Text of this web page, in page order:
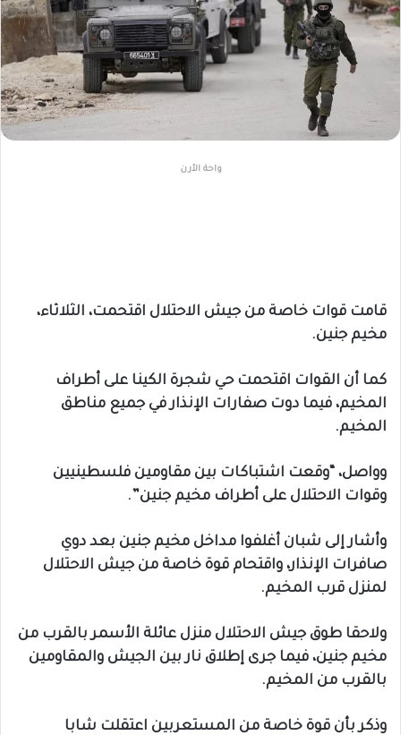
واحة الأرن
قامت قوات خاصة من جيش الاحتلال اقتحمت، الثلاثاء،
مخيم جنين.
كما أن القوات اقتحمت حي شجرة الكينا على أطراف
المخيم، فيما دوت صفارات الإنذار في جميع مناطق
المخيم.
وواصل، “وقعت اشتباكات بين مقاومين فلسطينيين
وقوات الاحتلال على أطراف مخيم جنين”.
وأشار إلى شبان أغلفوا مداخل مخيم جنين بعد دوي
صافرات الإنذار، واقتحام قوة خاصة من جيش الاحتلال
لمنزل قرب المخيم.
ولاحقا طوق جيش الاحتلال منزل عائلة الأسمر بالقرب من
مخيم جنين، فيما جرى إطلاق نار بين الجيش والمقاومين
بالقرب من المخيم.
وذكر بأن قوة خاصة من المستعربين اعتقلت شابا